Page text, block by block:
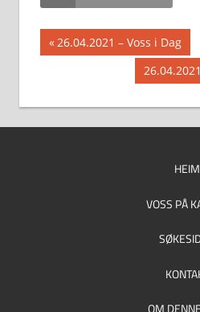
Previous
Post:
26.04.2021 – Voss i Dag
Next
Post:
HEIM
VOSS PÅ